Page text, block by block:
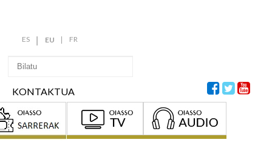
ES EU FR
KONTAKTUA